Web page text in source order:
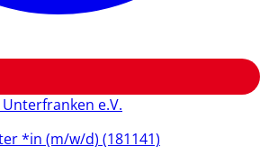
e.V.
*in (m/w/d) (181141)